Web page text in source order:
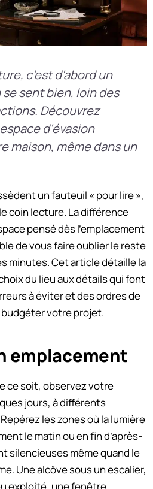
c'est d'abord un
sent bien, loin des
Découvrez
d'évasion
maison, même dans un
un fauteuil « pour lire »,
coin lecture. La différence
pensé dès l’emplacement
de vous faire oublier le reste
minutes. Cet article détaille la
du lieu aux détails qui font
à éviter et des ordres de
votre projet.
emplacement
ce soit, observez votre
jours, à différents
les zones où la lumière
le matin ou en fin d’après-
silencieuses même quand le
Une alcôve sous un escalier,
exploité, une fenêtre